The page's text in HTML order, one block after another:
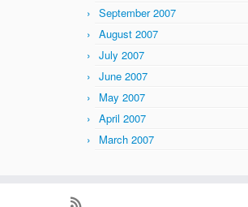
September 2007
August 2007
July 2007
June 2007
May 2007
April 2007
March 2007